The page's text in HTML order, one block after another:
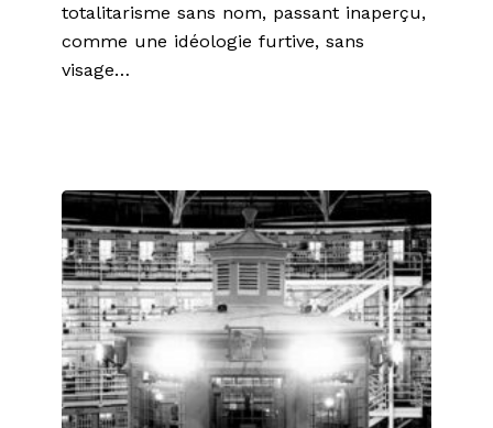
totalitarisme sans nom, passant inaperçu,
comme une idéologie furtive, sans
visage…